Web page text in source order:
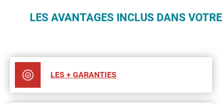
LES AVANTAGES INCLUS DANS
LES + GARANTIES